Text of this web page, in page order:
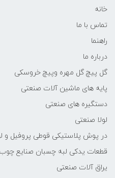
خانه
تماس با ما
راهنما
درباره ما
گل پیچ گل مهره وپیچ خروسکی
پایه های ماشین آلات صنعتی
دستگیره های صنعتی
لولا صنعتی
در پوش پلاستیکی قوطی پروفیل و
قطعات یدکی لبه چسبان صنایع چوب
یراق آلات صنعتی